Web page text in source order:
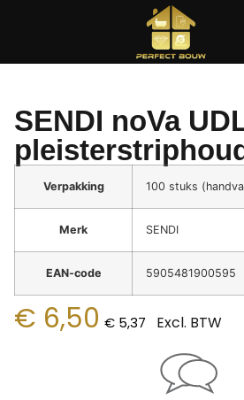
SENDI noVa
Verpakking 100 stuks
Merk SENDI
EAN-code 5905481900595
€ 6,50 € 5,37 Excl. BTW